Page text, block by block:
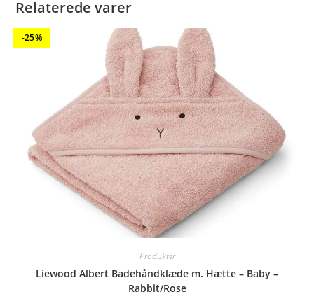
Relaterede varer
-25%
Produkter
Liewood Albert Badehåndklæde m. Hætte – Baby –
Rabbit/Rose